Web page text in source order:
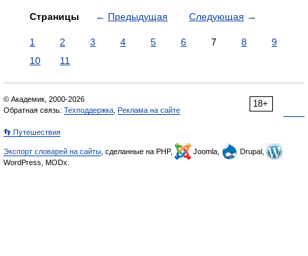
Страницы ← Предыдущая Следующая →
1 2 3 4 5 6 7 8
9
10
11
18+
© Академик, 2000-2026
Обратная связь: Техподдержка Реклама на сайте
👣 Путешествия
Экспорт словарей на сайты , сделанные на PHP, Joomla,
Drupal,
WordPress, MODx.